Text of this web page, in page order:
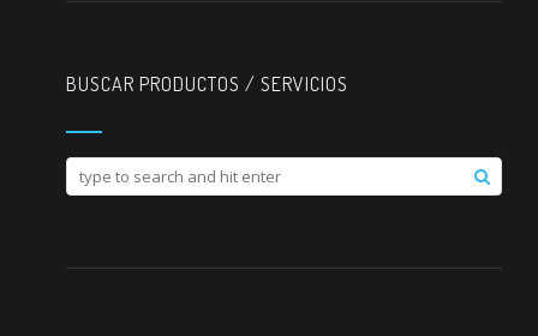
BUSCAR PRODUCTOS / SERVICIOS